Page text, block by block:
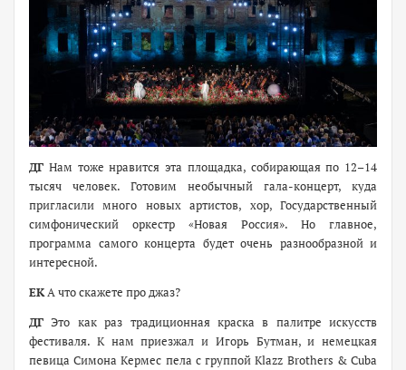
ДГ Нам тоже нравится эта площадка, собирающая по 12–14
тысяч человек. Готовим необычный гала-концерт, куда
пригласили много новых артистов, хор, Государственный
симфонический оркестр «Новая Россия». Но главное,
программа самого концерта будет очень разнообразной и
интересной.
ЕКА что скажете про джаз?
ДГ Это как раз традиционная краска в палитре искусств
фестиваля. К нам приезжал и Игорь Бутман, и немецкая
певица Симона Кермес пела с группой Klazz Brothers & Cuba